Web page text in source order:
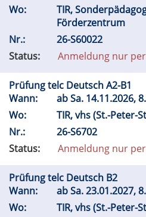
Wo:
TIR,
Förderzentrum
Nr.:
26-S60022
Status:
Anmeldung nur
Prüfung telc Deutsch A2-B1
Wann:
abSa. 14.11.2026,
Wo:
TIR, vhs (St.-Peter-
Nr.:
26-S6702
Status:
Anmeldung nur
Prüfung telc Deutsch B2
Wann:
abSa.23.01.2027,
Wo:
TIR, vhs (St.-Peter-